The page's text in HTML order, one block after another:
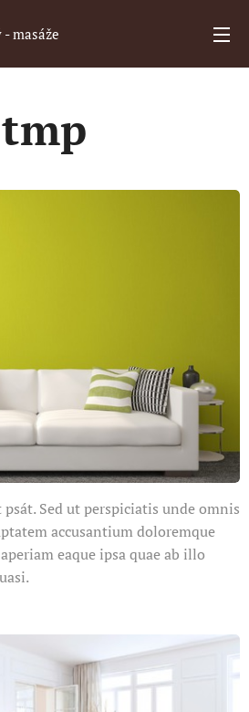
masáže
tmp
Sed ut perspiciatis unde omnis
accusantium doloremque
eaque ipsa quae ab illo